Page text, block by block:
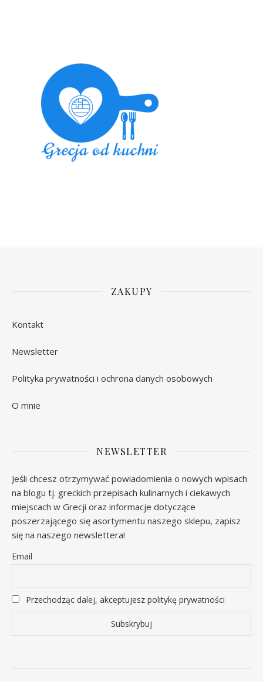
ZAKUPY
Kontakt
Newsletter
Polityka prywatności i ochrona danych osobowych
O mnie
NEWSLETTER
Jeśli chcesz otrzymywać powiadomienia o nowych wpisach
na blogu tj. greckich przepisach kulinarnych i ciekawych
miejscach w Grecji oraz informacje dotyczące
poszerzającego się asortymentu naszego sklepu, zapisz
się na naszego newslettera!
Email
Przechodząc dalej, akceptujesz politykę prywatności